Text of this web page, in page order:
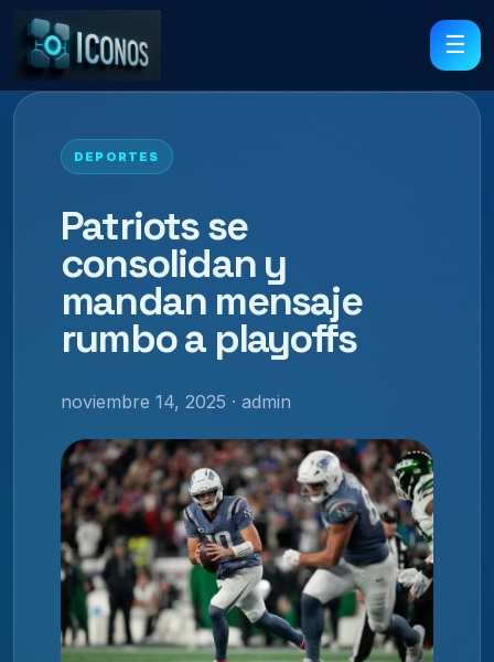
☰
DEPORTES
Patriots se
consolidan y
mandan mensaje
rumbo a playoffs
noviembre 14, 2025 · admin